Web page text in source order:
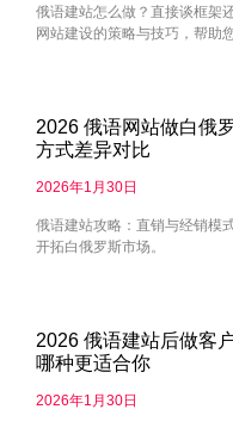
俄语建站怎么做？直接谈框架
网站建设的策略与技巧，帮助
2026 俄语网站做白俄
方式差异对比
2026年1月30日
俄语建站攻略：直销与经销模
开拓白俄罗斯市场。
2026 俄语建站后做客
哪种更适合你
2026年1月30日